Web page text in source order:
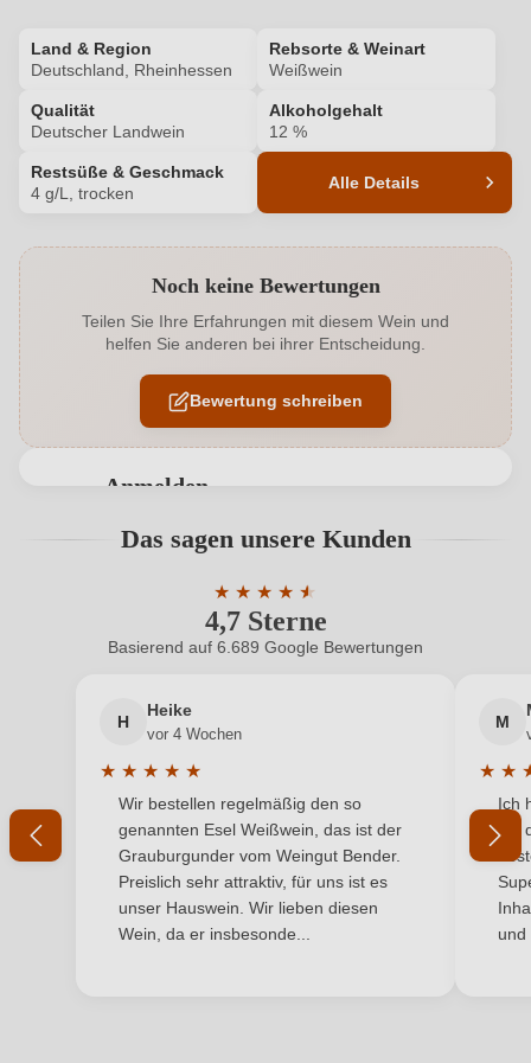
Land & Region
Deutschland, Rheinhessen
Rebsorte & Weinart
Weißwein
Qualität
Deutscher Landwein
Alkoholgehalt
12 %
Restsüße & Geschmack
4 g/L, trocken
Alle Details
Alkoholgehalt in % 12 %
Allergene Enthält Sulfite
Ausbau Edelstahltank
Einzelunternehmen, Außerhalb 8, 55576
Sprendlingen, Deutschland
Land Deutschland
Qualität Deutscher Landwein
Rheinhessen
Noch keine Bewertungen
Teilen Sie Ihre Erfahrungen mit diesem Wein und
helfen Sie anderen bei ihrer Entscheidung.
Bewertung schreiben
Anmelden
Benutzern abgegeben werden. Bitte loggen Sie sich
Neuer Kunde? Neuer Kunde?
Ihre E-Mail-Adresse
Ihr Passwort
Ich habe mein Passwort vergessen
Das sagen unsere Kunden
4,7 Sterne
★ ★ ★ ★ ★
★
Durchschnittliche Bewertung von 4.7
Basierend auf 6.689 Google Bewertungen
H
Heike
vor 4 Wochen
★ ★ ★ ★ ★
Durchschnittliche Bewertung von 5 von 5 Sternen
Wir bestellen regelmäßig den so
genannten Esel Weißwein, das ist der
Grauburgunder vom Weingut Bender.
Preislich sehr attraktiv, für uns ist es
unser Hauswein. Wir lieben diesen
Wein, da er insbesonde...
M
★ ★
Ich
mit
und